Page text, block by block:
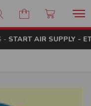
på skilt
- START AIR SUPPLY -